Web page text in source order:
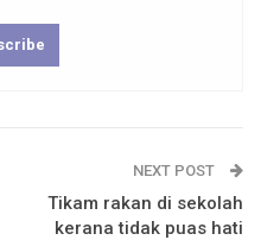
NEXT POST
Tikam rakan di sekolah
kerana tidak puas hati